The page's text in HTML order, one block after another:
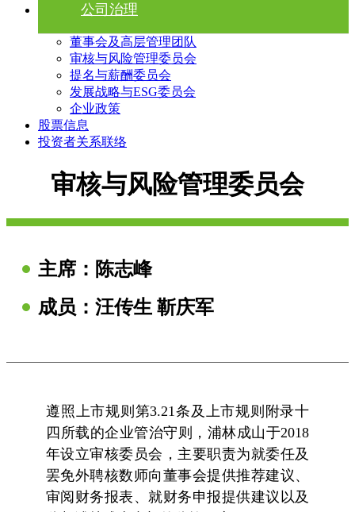
公司治理
董事会及高层管理团队
审核与风险管理委员会
提名与薪酬委员会
发展战略与ESG委员会
企业政策
股票信息
投资者关系联络
审核与风险管理委员会
主席： 陈志峰
成员：汪传生 靳庆军
遵照上市规则第3.21条及上市规则附录十
四所载的企业管治守则，浦林成山于2018
年设立审核委员会，主要职责为就委任及
罢免外聘核数师向董事会提供推荐建议、
审阅财务报表、就财务申报提供建议以及